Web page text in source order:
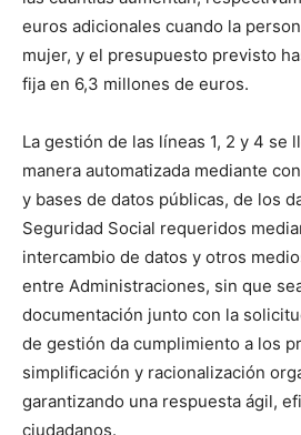
euros adicionales cuando la
mujer, y el presupuesto previsto
fija en 6,3 millones de euros.
La gestión de las líneas 1, 2 y 4 se
manera automatizada mediante
y bases de datos públicas, de los
Seguridad Social requeridos
intercambio de datos y otros
entre Administraciones, sin que
documentación junto con la
de gestión da cumplimiento a los
simplificación y racionalización
garantizando una respuesta ágil,
ciudadanos.